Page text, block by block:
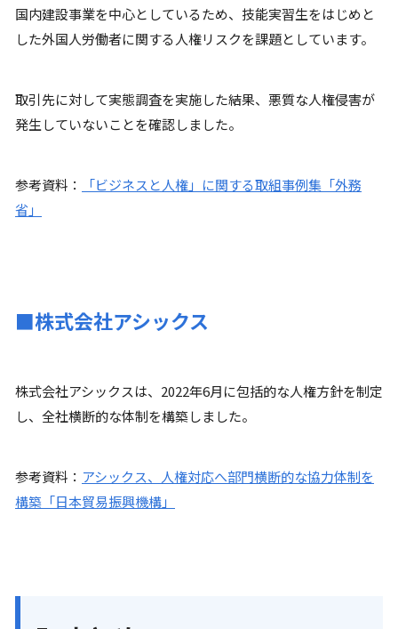
国内建設事業を中心としているため、技能実習生をはじめと
した外国人労働者に関する人権リスクを課題としています。
取引先に対して実態調査を実施した結果、悪質な人権侵害が
発生していないことを確認しました。
参考資料：
「ビジネスと人権」に関する取組事例集「外務
省」
■株式会社アシックス
株式会社アシックスは、2022年6月に包括的な人権方針を制定
し、全社横断的な体制を構築しました。
参考資料： アシックス、人権対応へ部門横断的な協力体制を
構築「日本貿易振興機構」